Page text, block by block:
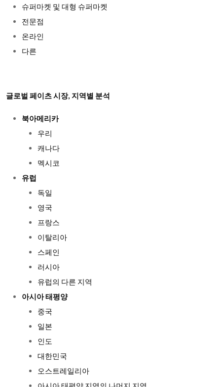
슈퍼마켓 및 대형 슈퍼마켓
전문점
온라인
다른
글로벌 페이츠 시장, 지역별 분석
북아메리카
우리
캐나다
멕시코
유럽
독일
영국
프랑스
이탈리아
스페인
러시아
유럽의 다른 지역
아시아 태평양
중국
일본
인도
대한민국
오스트레일리아